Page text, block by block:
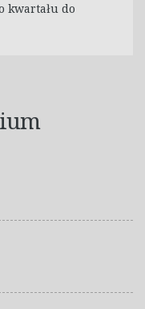
kwartału do